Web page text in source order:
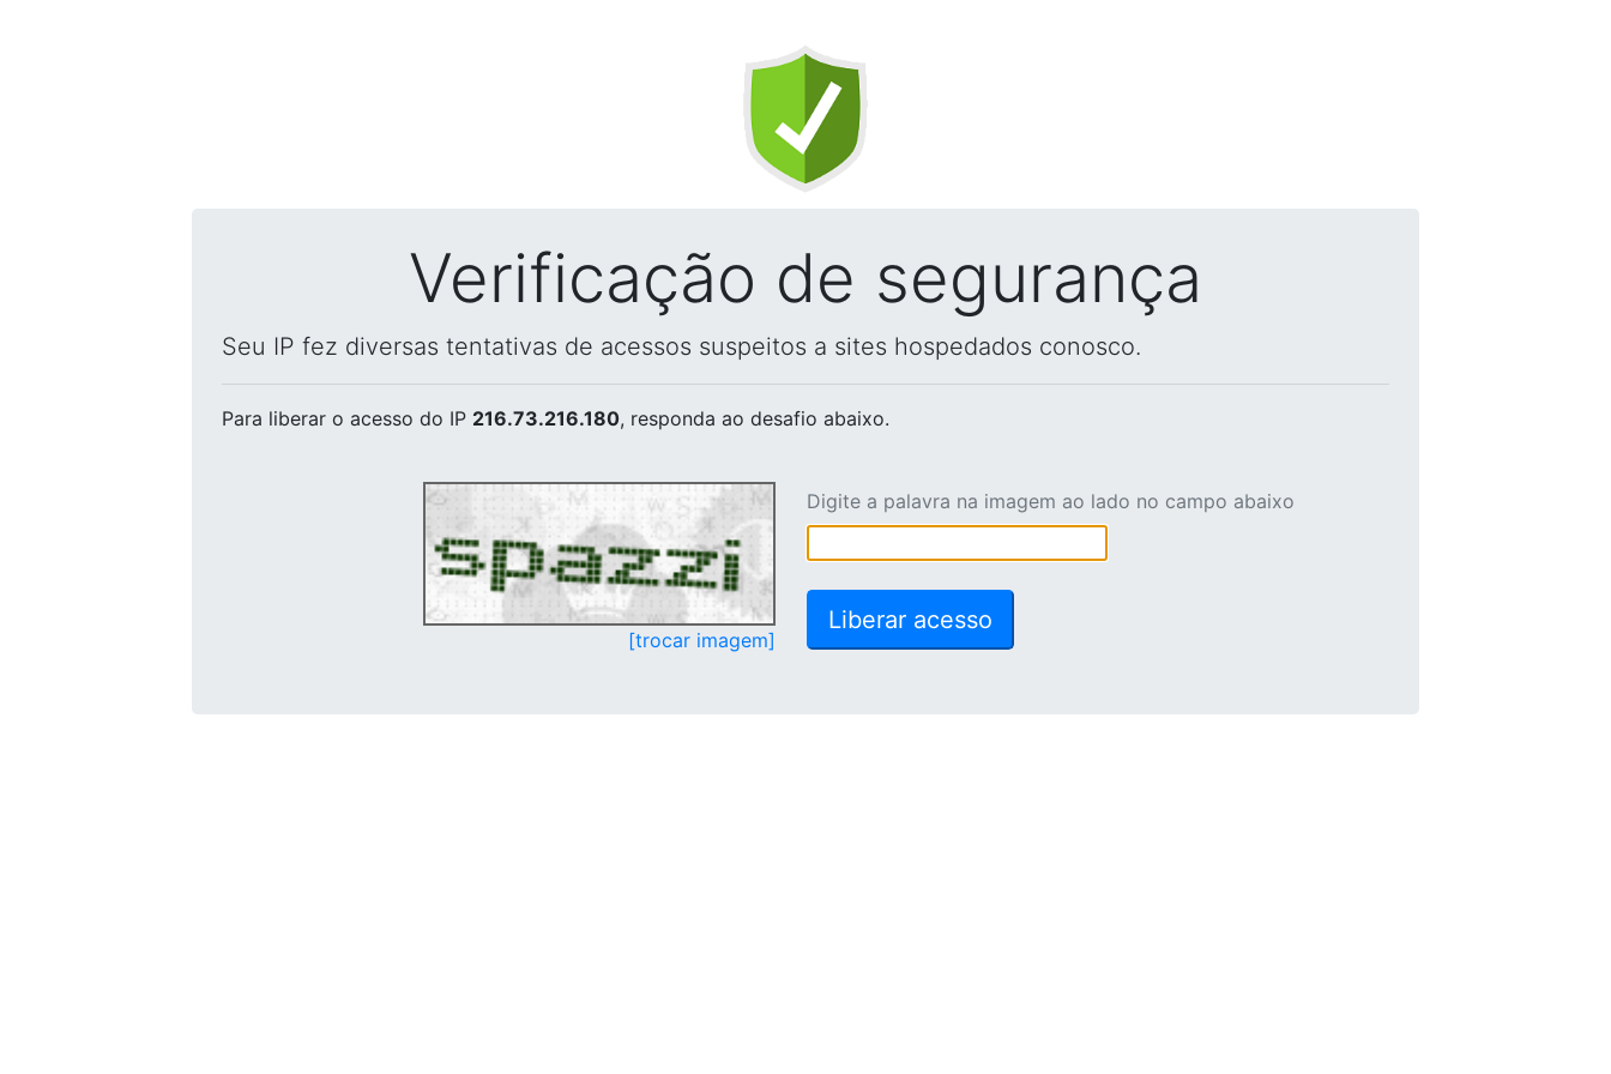
Verificação de segurança
Seu IP fez diversas tentativas de acessos suspeitos a sites hospedados conosco.
Para liberar o acesso do IP 216.73.216.180, responda ao desafio abaixo.
[trocar imagem]
Digite a palavra na imagem ao lado no campo abaixo